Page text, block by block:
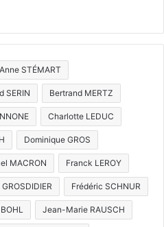
Anne STÉMART
SERIN Bertrand MERTZ
Charlotte LEDUC
Dominique GROS
MACRON Franck LEROY
Frédéric SCHNUR
Jean-Marie RAUSCH